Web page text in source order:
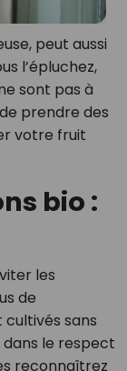
peut aussi
l’épluchez,
sont pas à
prendre des
votre fruit
bio :
les
de
cultivés sans
le respect
reconnaîtrez